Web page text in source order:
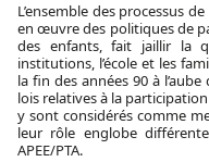
L’ensemble des processus
en œuvre des politiques de
des enfants, fait jaillir la
institutions, l’école et les
la fin des années 90 à
lois relatives à la
y sont considérés comme
leur rôle englobe
APEE/PTA.